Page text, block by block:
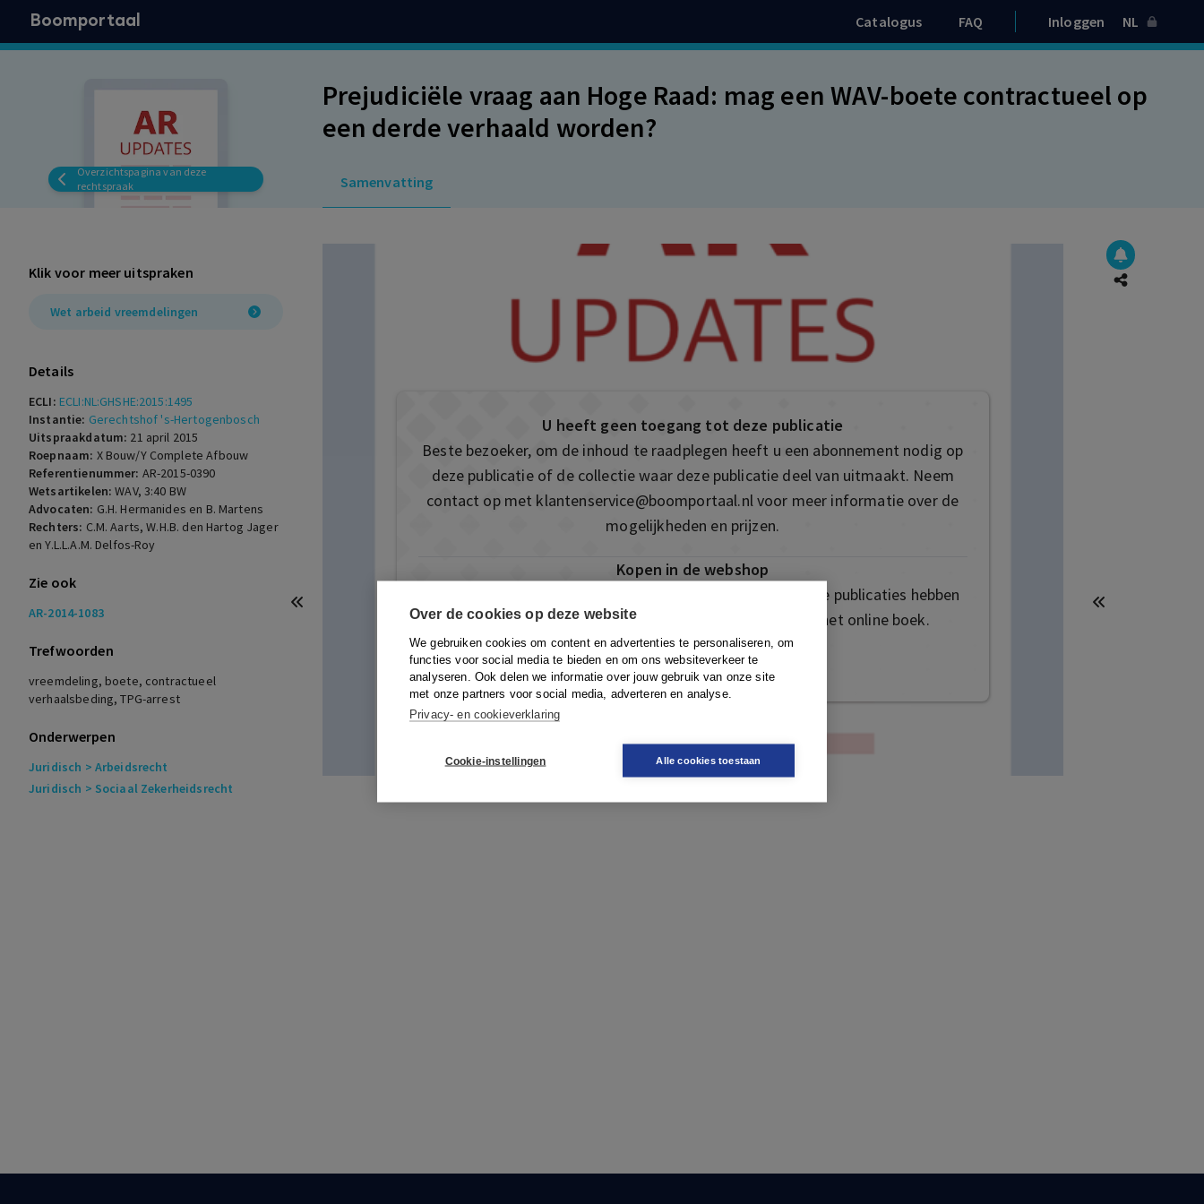
Over de cookies op deze website
We gebruiken cookies om content en advertenties te personaliseren, om
functies voor social media te bieden en om ons websiteverkeer te
analyseren. Ook delen we informatie over jouw gebruik van onze site
met onze partners voor social media, adverteren en analyse.
Privacy- en cookieverklaring
Cookie-instellingen Alle cookies toestaan
Boomportaal Catalogus FAQ Inloggen NL
Overzichtspagina van deze
rechtspraak
Prejudiciële vraag aan Hoge Raad: mag een WAV-boete contractueel op
een derde verhaald worden?
Samenvatting
Klik voor meer uitspraken
Wet arbeid vreemdelingen
Details
ECLI: ECLI:NL:GHSHE:2015:1495
Instantie: Gerechtshof 's-Hertogenbosch
Uitspraakdatum: 21 april 2015
Roepnaam: X Bouw/Y Complete Afbouw
Referentienummer: AR-2015-0390
Wetsartikelen:WAV,3:40 BW
Advocaten: G.H. Hermanides en B. Martens
Rechters: C.M. Aarts, W.H.B. den Hartog Jager
en Y.L.L.A.M. Delfos-Roy
Zie ook
AR-2014-1083
Trefwoorden
vreemdeling, boete, contractueel
verhaalsbeding, TPG-arrest
Onderwerpen
Juridisch > Arbeidsrecht
Juridisch > Sociaal Zekerheidsrecht
U heeft geen toegang tot deze publicatie
Beste bezoeker, om de inhoud te raadplegen heeft u een abonnement nodig op
deze publicatie of de collectie waar deze publicatie deel van uitmaakt. Neem
contact op met klantenservice@boomportaal.nlvoor meer informatie over de
mogelijkheden en prijzen.
Kopen in de webshop
Deze publicatie is ook te vinden in onze webshop. Sommige publicaties hebben
ook de mogelijkheid om direct toegang te kopen tot het online boek.
Naar de webshop